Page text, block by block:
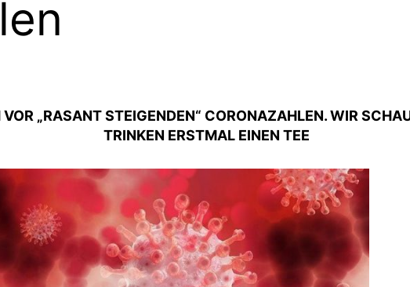
„RASANT STEIGENDEN“ CORONAZAHLEN. WIR
TRINKEN ERSTMAL EINEN TEE